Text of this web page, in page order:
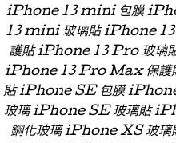
iPhone 13 mini 包膜
13 mini 玻璃貼 iPhone
護貼 iPhone 13 Pro 玻
iPhone 13 Pro Max 保護
貼 iPhone SE 包膜
玻璃 iPhone SE 玻璃貼
鋼化玻璃 iPhone XS 玻